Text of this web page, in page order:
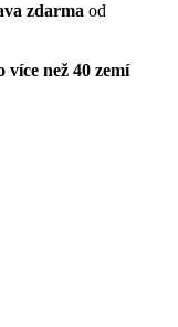
zdarma od
více než 40 zemí